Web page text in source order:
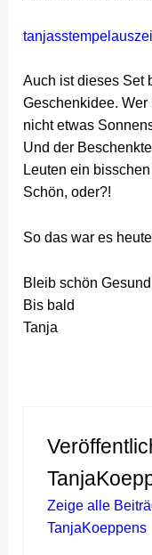
Auch ist dieses Set
Geschenkidee.
nicht etwas
Und der
Leuten ein
Schön, oder?!
So das war es
Bleib schön Gesund
Bis bald
Tanja
Zeige alle
TanjaKoeppens